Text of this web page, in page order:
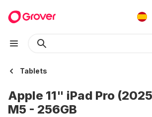
Tablets
Apple 11" iPad Pro
M5 - 256GB